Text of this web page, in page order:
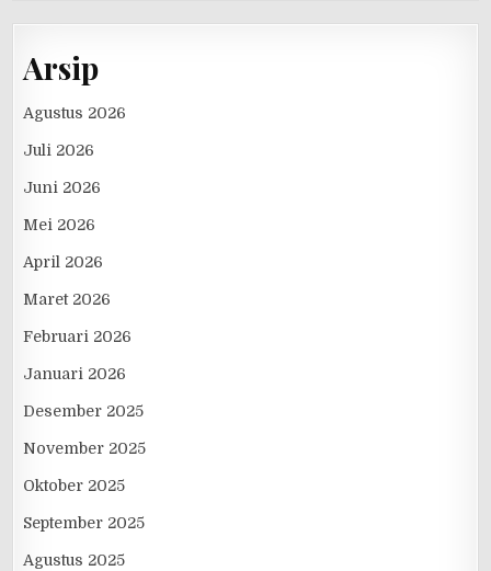
Arsip
Agustus 2026
Juli 2026
Juni 2026
Mei 2026
April 2026
Maret 2026
Februari 2026
Januari 2026
Desember 2025
November 2025
Oktober 2025
September 2025
Agustus 2025